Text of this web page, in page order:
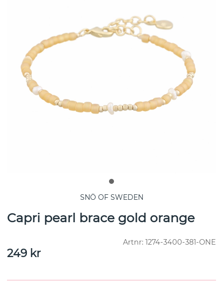
SNÖ OF SWEDEN
Capri pearl brace gold orange
Artnr: 1274-3400-381-ONE
249kr